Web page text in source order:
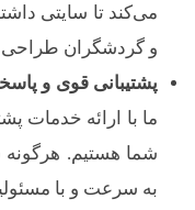
می‌کند تا سایتی
و گردشگران
پشتیبانی قوی و
ما با ارائه خدمات
شما هستیم. هرگونه
به سرعت و با